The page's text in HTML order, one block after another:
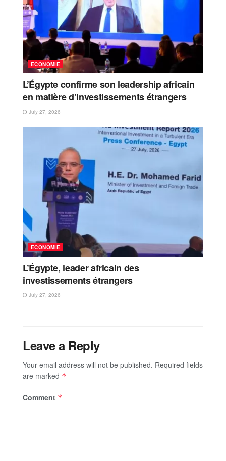
ECONOMIE
L’Égypte confirme son leadership africain
en matière d’investissements étrangers
July 27, 2026
ECONOMIE
L’Égypte, leader africain des
investissements étrangers
July 27, 2026
Leave a Reply
Your email address will not be published. Required fields
are marked *
Comment *